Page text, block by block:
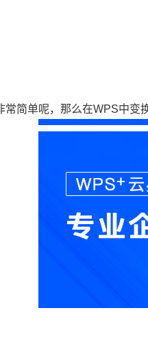
常简单呢，那么在WPS中变